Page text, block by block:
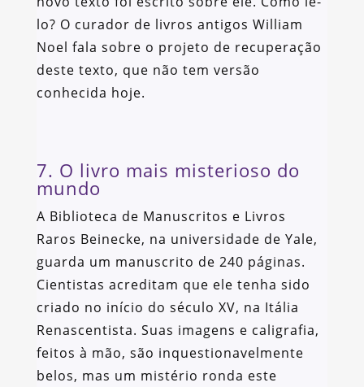
lo? O curador de livros antigos William
Noel fala sobre o projeto de recuperação
deste texto, que não tem versão
conhecida hoje.
7. O livro mais misterioso do
mundo
A Biblioteca de Manuscritos e Livros
Raros Beinecke, na universidade de Yale,
guarda um manuscrito de 240 páginas.
Cientistas acreditam que ele tenha sido
criado no início do século XV, na Itália
Renascentista. Suas imagens e caligrafia,
feitos à mão, são inquestionavelmente
belos, mas um mistério ronda este